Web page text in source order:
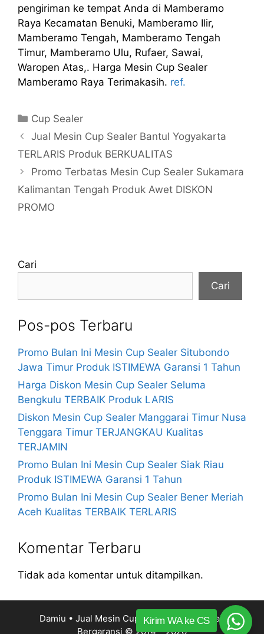
pengiriman ke tempat Anda di Mamberamo
Raya Kecamatan Benuki, Mamberamo Ilir,
Mamberamo Tengah, Mamberamo Tengah
Timur, Mamberamo Ulu, Rufaer, Sawai,
Waropen Atas,. Harga Mesin Cup Sealer
Mamberamo Raya Terimakasih. ref.
Kategori
Cup Sealer
Jual Mesin Cup Sealer Bantul Yogyakarta
TERLARIS Produk BERKUALITAS
Promo Terbatas Mesin Cup Sealer Sukamara
Kalimantan Tengah Produk Awet DISKON
PROMO
Cari
Cari
Pos-pos Terbaru
Promo Bulan Ini Mesin Cup Sealer Situbondo
Jawa Timur Produk ISTIMEWA Garansi 1 Tahun
Harga Diskon Mesin Cup Sealer Seluma
Bengkulu TERBAIK Produk LARIS
Diskon Mesin Cup Sealer Manggarai Timur Nusa
Tenggara Timur TERJANGKAU Kualitas
TERJAMIN
Promo Bulan Ini Mesin Cup Sealer Siak Riau
Produk ISTIMEWA Garansi 1 Tahun
Promo Bulan Ini Mesin Cup Sealer Bener Meriah
Aceh Kualitas TERBAIK TERLARIS
Komentar Terbaru
Tidak ada komentar untuk ditampilkan.
Damiu • Jual Mesin Cup Sealer Harga Murah
Bergaransi © 2014 – 2026
Kirim WA ke CS